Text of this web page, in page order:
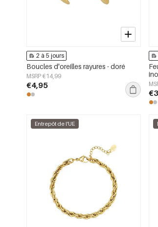
2 à 5 jours
Boucles d'oreilles rayures - doré
MSRP €14,99
€4,95
Entrepôt de l'UE